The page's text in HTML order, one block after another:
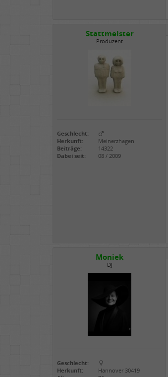
Stattmeister
Produzent
Geschlecht:
Herkunft:
Meinerzhagen
Beiträge:
14322
Dabei seit:
08 / 2009
Moniek
DJ
Geschlecht:
Herkunft:
Hannover 30419